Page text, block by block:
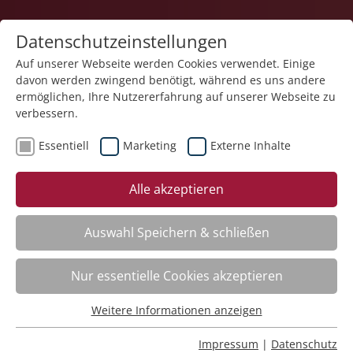
Achtsame Berührung – neueste Forschungen
Wann:
Mo.12.10.2026, 9.00 Uhr
Schloss Liebenau
Status:
Anmeldung auf Warteliste
ADHS. Aufmerksamkeitsdefizit-Hyperaktivitätsstörung
Datenschutzeinstellungen
Auf unserer Webseite werden Cookies verwendet. Einige
davon werden zwingend benötigt, während es uns andere
ermöglichen, Ihre Nutzererfahrung auf unserer Webseite zu
verbessern.
Essentiell Marketing Externe Inhalte
Alle akzeptieren
Auswahl Speichern & schließen
Nur essentielle Cookies akzeptieren
Essentielle Cookies werden für grundlegende Funktionen
Weitere Informationen anzeigen
Impressum | Datenschutz